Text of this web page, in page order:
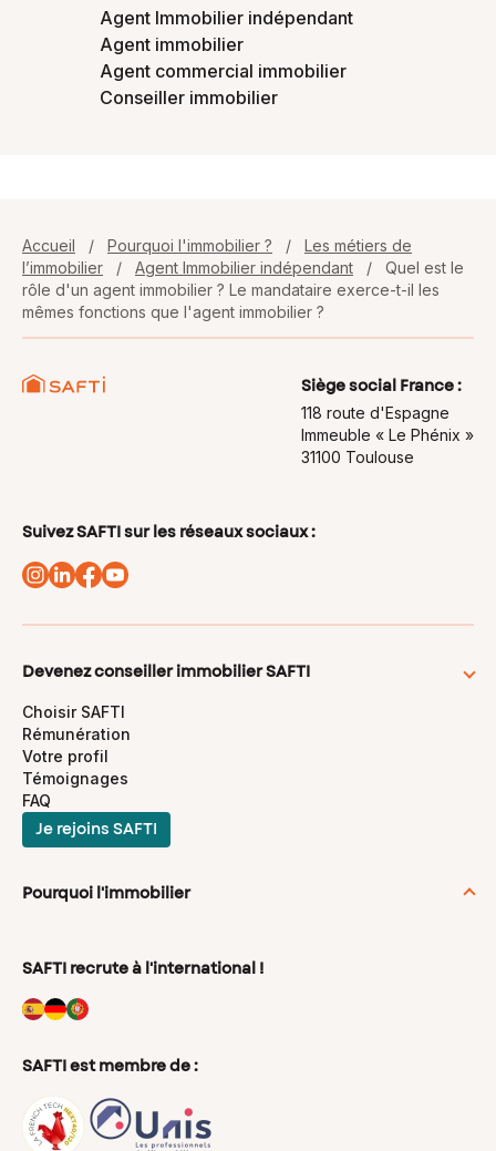
Agent Immobilier indépendant
Agent immobilier
Agent commercial immobilier
Conseiller immobilier
Accueil / Pourquoi l'immobilier ? /
Les métiers de
l’immobilier
/ Agent Immobilier indépendant /
Quel est le
rôle d'un agent immobilier ? Le mandataire exerce-t-il les
mêmes fonctions que l'agent immobilier ?
Siège social France :
118 route d'Espagne
Immeuble « Le Phénix »
31100 Toulouse
Suivez SAFTI sur les réseaux sociaux :
Devenez conseiller immobilier SAFTI
Choisir SAFTI
Rémunération
Votre profil
Témoignages
FAQ
Je rejoins SAFTI
Pourquoi l'immobilier
Les métiers de l’immobilier
Mandataire immobilier indépendant
Agent Immobilier indépendant
Négociateur immobilier
Chasseur immobilier indépendant
Agent immobilier
SAFTI recrute à l'international !
SAFTI est membre de :